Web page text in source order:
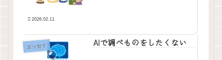
2026.02.11
エッセイ AIで調べものをしたくない